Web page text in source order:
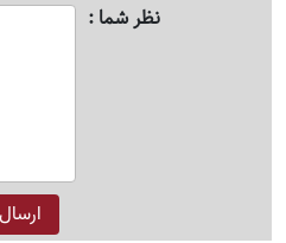
نظر شما